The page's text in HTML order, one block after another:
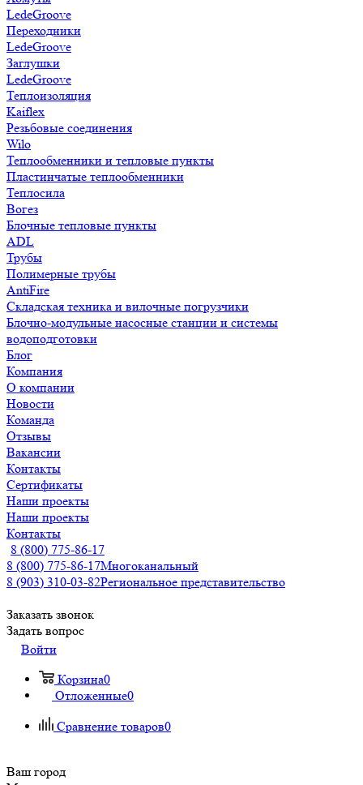
LedeGroove
Переходники
LedeGroove
Заглушки
LedeGroove
Теплоизоляция
Kaiflex
Резьбовые соединения
Wilo
Теплообменники и тепловые пункты
Пластинчатые теплообменники
Теплосила
Вогез
Блочные тепловые пункты
ADL
Трубы
Полимерные трубы
AntiFire
Складская техника и вилочные погрузчики
Блочно-модульные насосные станции и системы
водоподготовки
Блог
Компания
О компании
Новости
Команда
Отзывы
Вакансии
Контакты
Сертификаты
Наши проекты
Наши проекты
Контакты
8 (800) 775-86-17
8 (800) 775-86-17Многоканальный
8 (903) 310-03-82Региональное представительство
Заказать звонок
Задать вопрос
Войти
Корзина0
Отложенные0
Сравнение товаров0
Ваш город